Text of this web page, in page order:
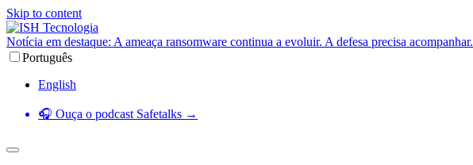
Skip to content
Notícia em destaque: A ameaça ransomware continua a evoluir. A defesa precisa acompanhar.
Português
English
🎧 Ouça o podcast Safetalks →